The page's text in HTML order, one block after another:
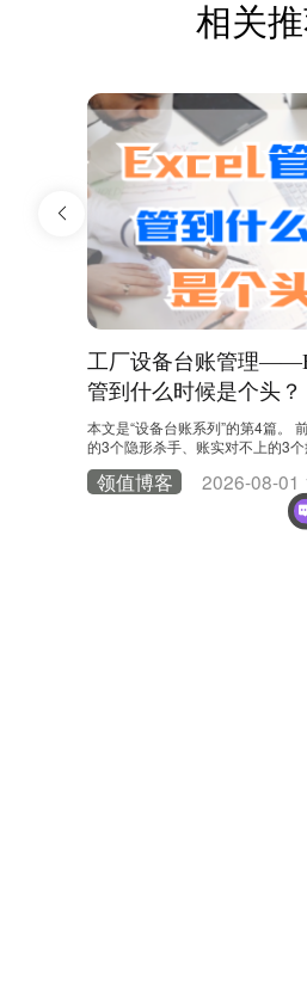
相关
工厂设备台账管理
管到什么时候是个头？
本文是“设备台账系列”的第4篇。
的3个隐形杀手、账实对不上的3
el里的“失踪”全过程。今天，我们
xcel管设备，到底管到什么时候是
台账对不上，第一反应是“人不够
班、加考核。设备管理员对着
领值博客 2026-08-01